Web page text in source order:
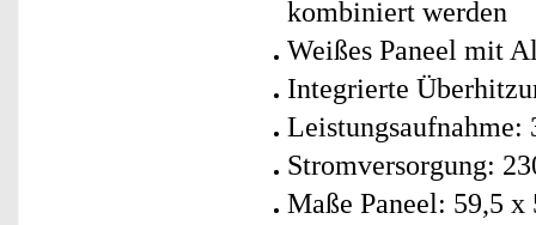
kombiniert werden
Weißes Paneel mit
Integrierte
Leistungsaufnahme:
Stromversorgung:
Maße Paneel: 59,5